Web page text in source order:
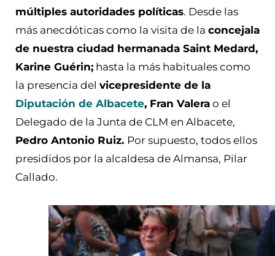
múltiples autoridades políticas. Desde las
más anecdóticas como la visita de la concejala
de nuestra ciudad hermanada Saint Medard,
Karine Guérin; hasta la más habituales como
la presencia del vicepresidente de la
Diputación de Albacete, Fran Valera o el
Delegado de la Junta de CLM en Albacete,
Pedro Antonio Ruiz. Por supuesto, todos ellos
presididos por la alcaldesa de Almansa, Pilar
Callado.